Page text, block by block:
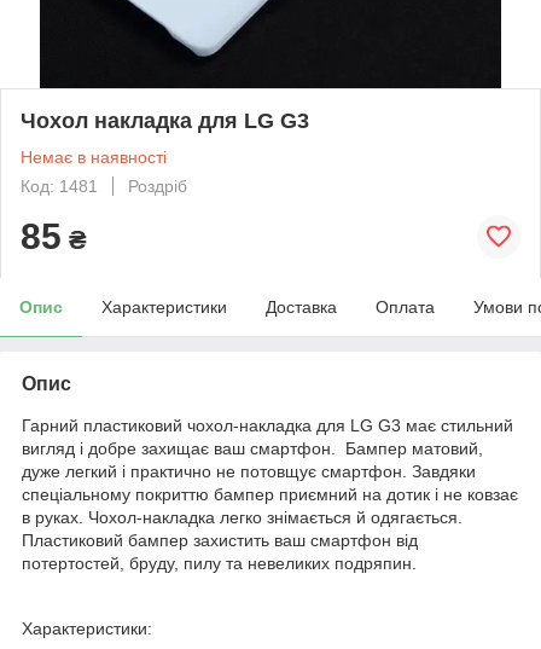
Чохол накладка для LG G3
Немає в наявності
Код: 1481
Роздріб
85 ₴
Опис Характеристики Доставка Оплата Умови
Опис
Гарний пластиковий чохол-накладка для LG G3 має стильний
вигляд і добре захищає ваш смартфон. Бампер матовий,
дуже легкий і практично не потовщує смартфон. Завдяки
спеціальному покриттю бампер приємний на дотик і не ковзає
в руках. Чохол-накладка легко знімається й одягається.
Пластиковий бампер захистить ваш смартфон від
потертостей, бруду, пилу та невеликих подряпин.
Характеристики: